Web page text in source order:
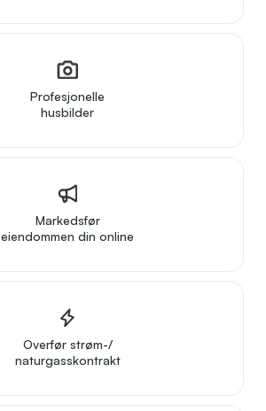
Profesjonelle
husbilder
Markedsfør
eiendommen din online
Overfør strøm-/
naturgasskontrakt